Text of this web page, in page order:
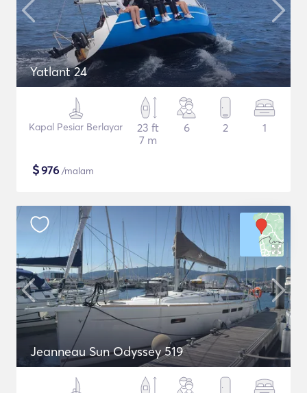
Yatlant 24
Kapal Pesiar Berlayar
23 ft
7 m
6 2 1
$976 /malam
Jeanneau Sun Odyssey 519